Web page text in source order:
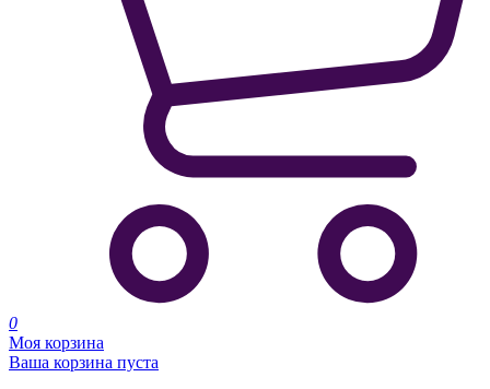
0
Моя корзина
Ваша корзина пуста